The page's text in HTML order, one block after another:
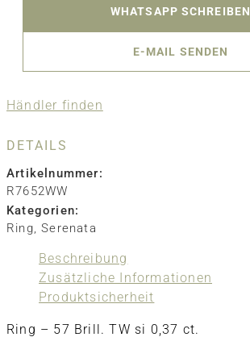
WHATSAPP SCHREIBEN
E-MAIL SENDEN
Händler finden
DETAILS
Artikelnummer:
R7652WW
Kategorien:
Ring ,Serenata
Beschreibung
Zusätzliche Informationen
Produktsicherheit
Ring – 57 Brill. TW si 0,37 ct.